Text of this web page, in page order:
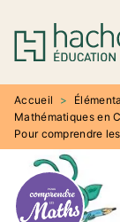
MENU
PIED DE PAGE
Accueil >
Mathématiques en
Pour comprendre